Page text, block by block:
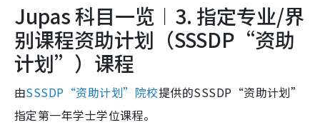
Jupas 科目一览︱3. 指定专业/界
别课程资助计划（SSSDP“资助
计划”）课程
由SSSDP“资助计划”院校提供的SSSDP“资助计划”
指定第一年学士学位课程。